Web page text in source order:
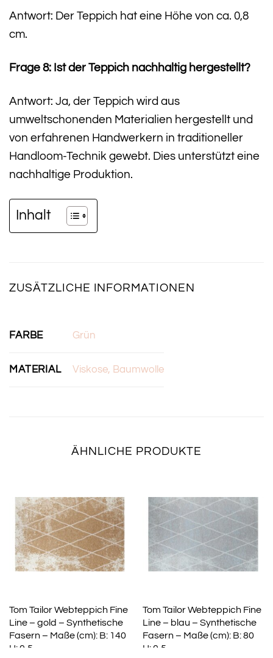
Antwort: Der Teppich hat eine Höhe von ca. 0,8
cm.
Frage 8: Ist der Teppich nachhaltig hergestellt?
Antwort: Ja, der Teppich wird aus
umweltschonenden Materialien hergestellt und
von erfahrenen Handwerkern in traditioneller
Handloom-Technik gewebt. Dies unterstützt eine
nachhaltige Produktion.
Inhalt
ZUSÄTZLICHE INFORMATIONEN
FARBE Grün
MATERIAL Viskose, Baumwolle
ÄHNLICHE PRODUKTE
Tom Tailor Webteppich Fine
Line – gold – Synthetische
Fasern – Maße (cm): B: 140
H: 0,5
Tom Tailor Webteppich Fine
Line – blau – Synthetische
Fasern – Maße (cm): B: 80
H: 0,5